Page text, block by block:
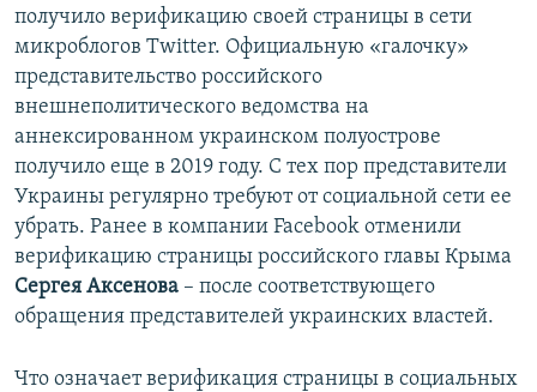
получило верификацию своей страницы в сети
микроблогов Twitter. Официальную «галочку»
представительство российского
внешнеполитического ведомства на
аннексированном украинском полуострове
получило еще в 2019 году. С тех пор представители
Украины регулярно требуют от социальной сети ее
убрать. Ранее в компании Facebook отменили
верификацию страницы российского главы Крыма
Сергея Аксенова – после соответствующего
обращения представителей украинских властей.
Что означает верификация страницы в социальных